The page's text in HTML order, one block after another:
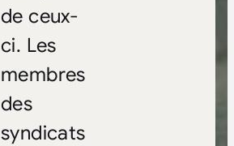
de ceux-
ci. Les
membres
des
syndicats